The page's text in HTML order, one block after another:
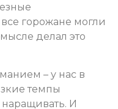
горожане могли
делал это
– у нас в
темпы
И